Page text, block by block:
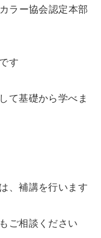
ラー協会認定本部
す
て基礎から学べま
、補講を行います
ご相談ください